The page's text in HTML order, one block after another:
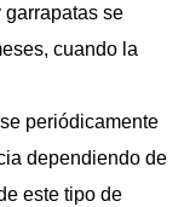
se
cuando la
periódicamente
dependiendo de
este tipo de